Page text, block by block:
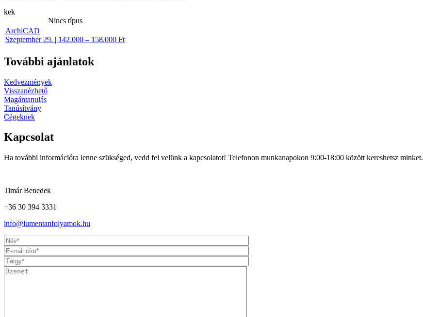
kek
Nincs típus
ArchiCAD
Szeptember 29. | 142.000 – 158.000 Ft
További ajánlatok
Kedvezmények
Visszanézhető
Magántanulás
Tanúsítvány
Cégeknek
Kapcsolat
Ha további információra lenne szükséged, vedd fel velünk a kapcsolatot! Telefonon munkanapokon 9:00-18:00 között kereshetsz minket.
Timár Benedek
+36 30 394 3331
info@lumentanfolyamok.hu